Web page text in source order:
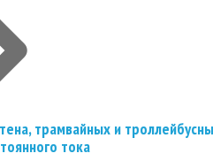
трамвайных и
тока